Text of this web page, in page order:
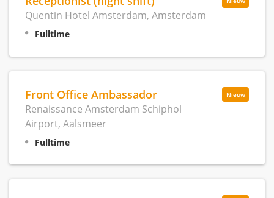
Quentin Hotel Amsterdam, Amsterdam
Fulltime
Nieuw
Front Office Ambassador
Renaissance Amsterdam Schiphol
Airport, Aalsmeer
Fulltime